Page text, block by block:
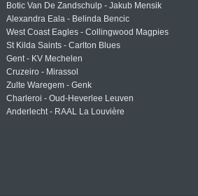
Botic Van De Zandschulp - Jakub Mensik
Alexandra Eala - Belinda Bencic
West Coast Eagles - Collingwood Magpies
St Kilda Saints - Carlton Blues
Gent - KV Mechelen
Cruzeiro - Mirassol
Zulte Waregem - Genk
Charleroi - Oud-Heverlee Leuven
Anderlecht - RAAL La Louvière